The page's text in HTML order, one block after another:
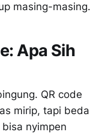
masing-masing.
Apa Sih
QR code
mirip, tapi beda
nyimpen